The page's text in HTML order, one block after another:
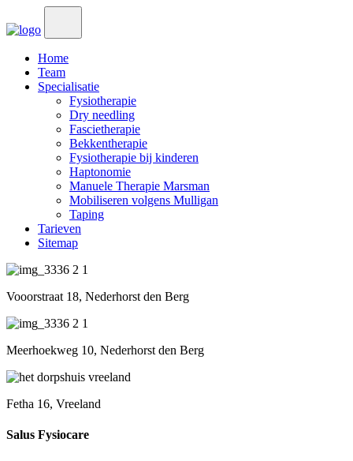
Home
Team
Specialisatie
Fysiotherapie
Dry needling
Fascietherapie
Bekkentherapie
Fysiotherapie bij kinderen
Haptonomie
Manuele Therapie Marsman
Mobiliseren volgens Mulligan
Taping
Tarieven
Sitemap
Vooorstraat 18, Nederhorst den Berg
Meerhoekweg 10, Nederhorst den Berg
Fetha 16, Vreeland
Salus Fysiocare